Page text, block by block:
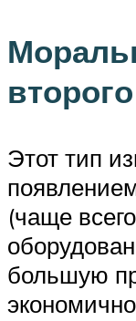
Этот тип
(чаще
большую